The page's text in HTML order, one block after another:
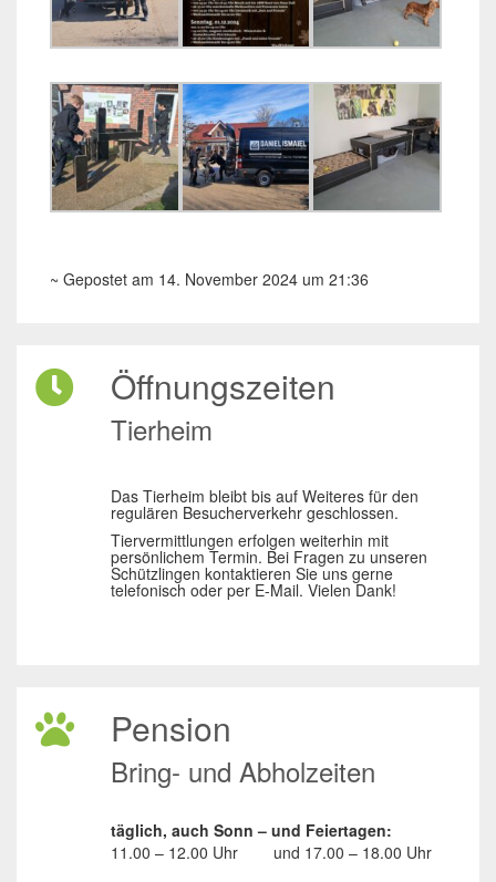
~ Gepostet am 14. November 2024 um 21:36
Öffnungszeiten
Tierheim
Das Tierheim bleibt bis auf Weiteres für den
regulären Besucherverkehr geschlossen.
Tiervermittlungen erfolgen weiterhin mit
persönlichem Termin. Bei Fragen zu unseren
Schützlingen kontaktieren Sie uns gerne
telefonisch oder per E-Mail. Vielen Dank!
Pension
Bring- und Abholzeiten
täglich, auch Sonn – und Feiertagen:
11.00 – 12.00 Uhr
und 17.00 – 18.00 Uhr